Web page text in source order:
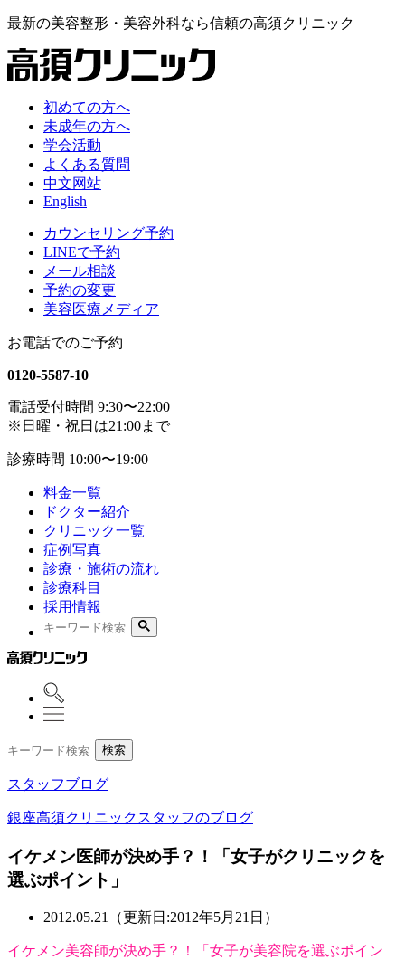
最新の美容整形・美容外科なら信頼の高須クリニック
初めての方へ
未成年の方へ
学会活動
よくある質問
中文网站
English
カウンセリング予約
LINEで予約
メール相談
予約の変更
美容医療メディア
お電話でのご予約
0120-5587-10
電話受付時間 9:30〜22:00
※日曜・祝日は21:00まで
診療時間 10:00〜19:00
料金一覧
ドクター紹介
クリニック一覧
症例写真
診療・施術の流れ
診療科目
採用情報
検索
スタッフブログ
銀座高須クリニックスタッフのブログ
イケメン医師が決め手？！「女子がクリニックを
選ぶポイント」
2012.05.21（更新日:2012年5月21日）
イケメン美容師が決め手？！「女子が美容院を選ぶポイン